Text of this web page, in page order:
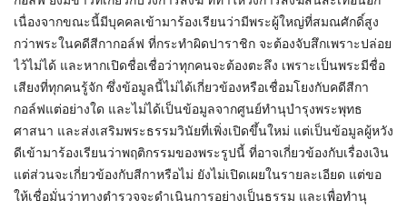
เนื่องจากขณะนี้มีบุคคลเข้ามาร้องเรียนว่ามีพระผู้ใหญ่ที่สมณศักดิ์สูง
กว่าพระในคดีสีกากอล์ฟ ที่กระทำผิดปาราชิก จะต้องจับสึกเพราะปล่อย
ไว้ไม่ได้ และหากเปิดชื่อเชื่อว่าทุกคนจะต้องตะลึง เพราะเป็นพระมีชื่อ
เสียงที่ทุกคนรู้จัก ซึ่งข้อมูลนี้ไม่ได้เกี่ยวข้องหรือเชื่อมโยงกับคดีสีกา
กอล์ฟแต่อย่างใด และไม่ได้เป็นข้อมูลจากศูนย์ทำนุบำรุงพระพุทธ
ศาสนา และส่งเสริมพระธรรมวินัยที่เพิ่งเปิดขึ้นใหม่ แต่เป็นข้อมูลผู้หวัง
ดีเข้ามาร้องเรียนว่าพฤติกรรมของพระรูปนี้ ที่อาจเกี่ยวข้องกับเรื่องเงิน
แต่ส่วนจะเกี่ยวข้องกับสีกาหรือไม่ ยังไม่เปิดเผยในรายละเอียด แต่ขอ
ให้เชื่อมั่นว่าทางตำรวจจะดำเนินการอย่างเป็นธรรม และเพื่อทำนุ